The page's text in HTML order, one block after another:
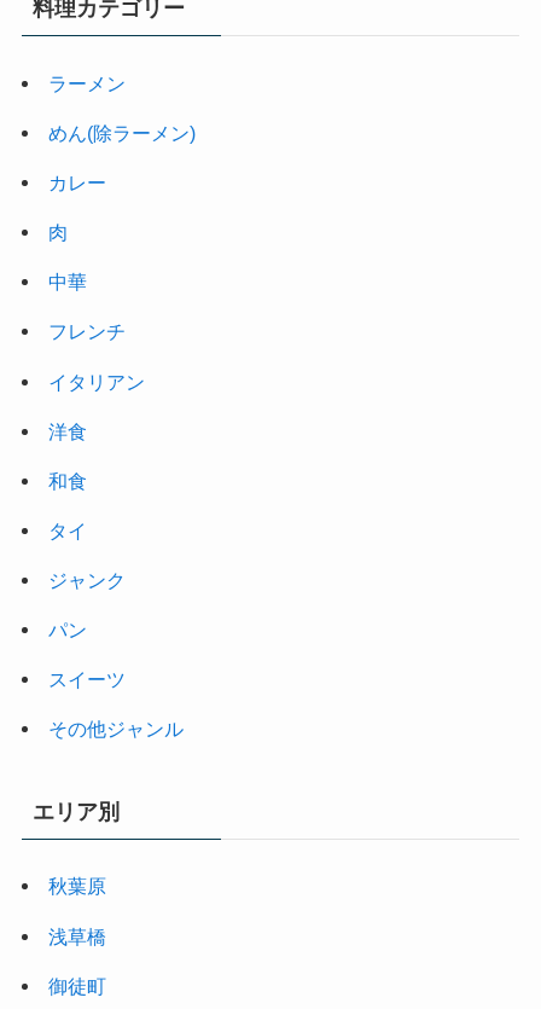
料理カテゴリー
ラーメン
めん(除ラーメン)
カレー
肉
中華
フレンチ
イタリアン
洋食
和食
タイ
ジャンク
パン
スイーツ
その他ジャンル
エリア別
秋葉原
浅草橋
御徒町